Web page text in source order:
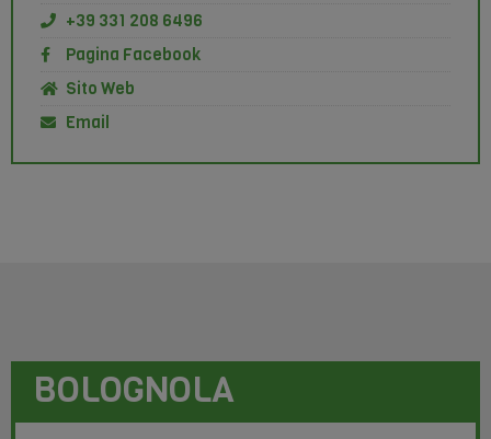
+39 331 208 6496
Pagina Facebook
Sito Web
Email
BOLOGNOLA